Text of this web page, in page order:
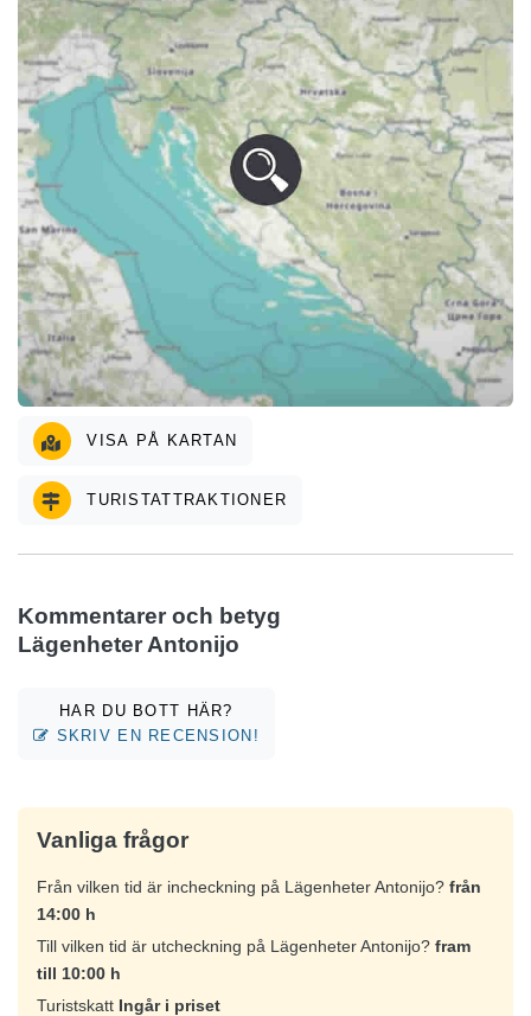
VISA PÅ KARTAN
TURISTATTRAKTIONER
Kommentarer och betyg
Lägenheter Antonijo
HAR DU BOTT HÄR?
SKRIV EN RECENSION!
Vanliga frågor
Från vilken tid är incheckning på Lägenheter Antonijo? från
14:00 h
Till vilken tid är utcheckning på Lägenheter Antonijo? fram
till 10:00 h
Turistskatt Ingår i priset